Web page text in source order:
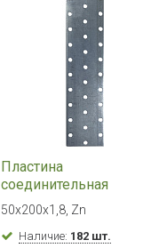
Пластина
соединительная
50х200х1,8, Zn, PS
50х200х1,8, Zn
Наличие: 182 шт.